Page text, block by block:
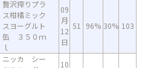
贅沢搾りプラ
ス柑橘ミック
スヨーグルト
缶 ３５０ｍ
ｌ
09
月
12
日
51 96% 30% 103
ニッカ シー
10